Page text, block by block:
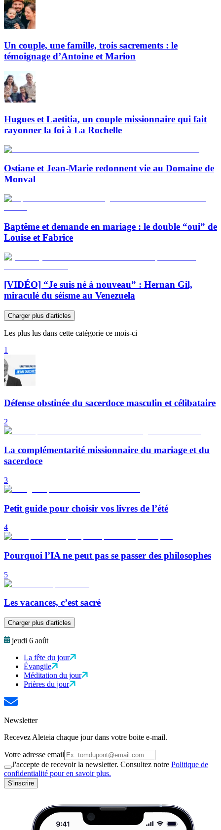
Un couple, une famille, trois sacrements : le
témoignage d’Antoine et Marion
Hugues et Laetitia, un couple missionnaire qui fait
rayonner la foi à La Rochelle
Ostiane et Jean-Marie redonnent vie au Domaine de
Monval
Baptême et demande en mariage : le double “oui” de
Louise et Fabrice
[VIDÉO] “Je suis né à nouveau” : Hernan Gil,
miraculé du séisme au Venezuela
Charger plus d'articles
Les plus lus dans cette catégorie ce mois-ci
1
Défense obstinée du sacerdoce masculin et célibataire
2
La complémentarité missionnaire du mariage et du
sacerdoce
3
Petit guide pour choisir vos livres de l’été
4
Pourquoi l’IA ne peut pas se passer des philosophes
5
Les vacances, c’est sacré
Charger plus d'articles
jeudi 6 août
La fête du jour
Évangile
Méditation du jour
Prières du jour
Newsletter
Recevez Aleteia chaque jour dans votre boite e-mail.
Votre adresse email
J'accepte de recevoir la newsletter. Consultez notre Politique de
confidentialité pour en savoir plus.
S'inscrire